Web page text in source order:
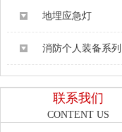
地埋应急灯
消防个人装备系列
联系我们
CONTENT US